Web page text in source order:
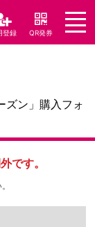
登録 QR発券
ン」購入フォ
です。